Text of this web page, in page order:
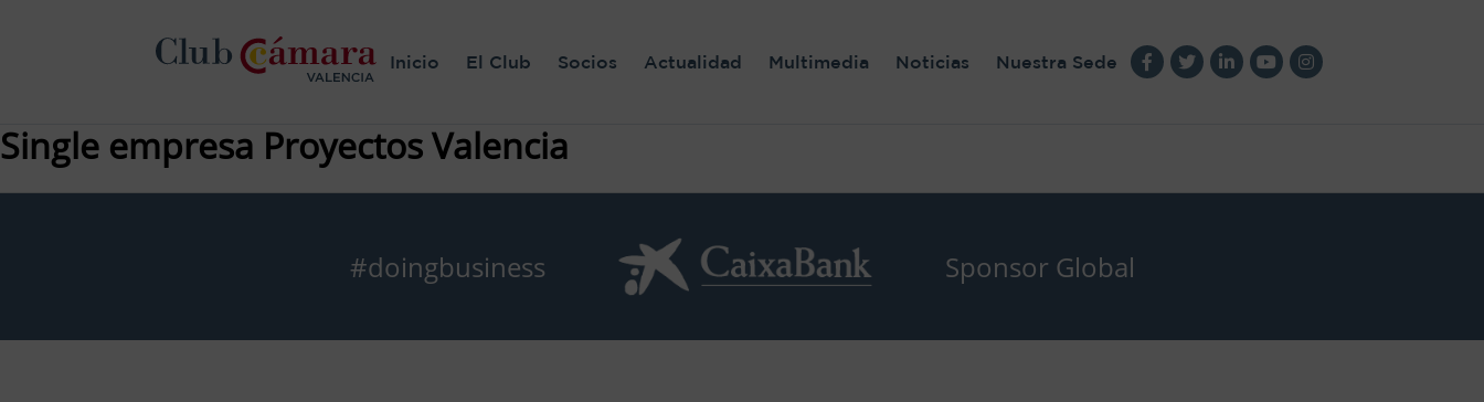
Inicio El Club Socios Actualidad Multimedia Noticias Nuestra Sede
Single empresa Proyectos Valencia
#doingbusiness Sponsor Global